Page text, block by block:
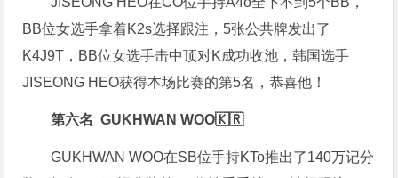
BB位女选手拿着K2s选择跟注，5张公共牌发出了
K4J9T，BB位女选手击中顶对K成功收池，韩国选手
JISEONG HEO获得本场比赛的第5名，恭喜他！
第六名 GUKHWAN WOO🇰🇷
GUKHWAN WOO在SB位手持KTo推出了140万记分